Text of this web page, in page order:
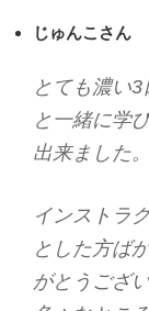
じゅんこさん
とても濃い
と一緒に学
出来ました。
インストラ
とした方ば
がとうござ